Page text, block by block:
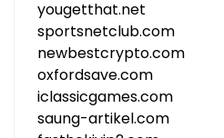
yougetthat.net
sportsnetclub.com
newbestcrypto.com
oxfordsave.com
iclassicgames.com
saung-artikel.com